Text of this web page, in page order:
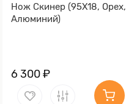
Нож Скинер (95Х18, Орех,
Алюминий)
6 300 ₽